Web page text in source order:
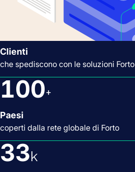
Clienti
che spediscono con le soluzioni Forto
100+
Paesi
coperti dalla rete globale di Forto
33k